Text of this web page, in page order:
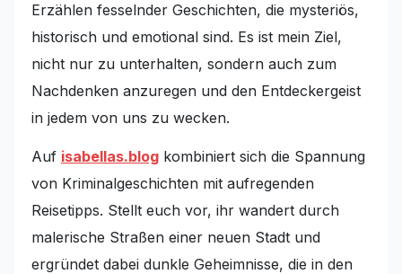
Erzählen fesselnder Geschichten, die mysteriös,
historisch und emotional sind. Es ist mein Ziel,
nicht nur zu unterhalten, sondern auch zum
Nachdenken anzuregen und den Entdeckergeist
in jedem von uns zu wecken.
Auf isabellas.blog kombiniert sich die Spannung
von Kriminalgeschichten mit aufregenden
Reisetipps. Stellt euch vor, ihr wandert durch
malerische Straßen einer neuen Stadt und
ergründet dabei dunkle Geheimnisse, die in den